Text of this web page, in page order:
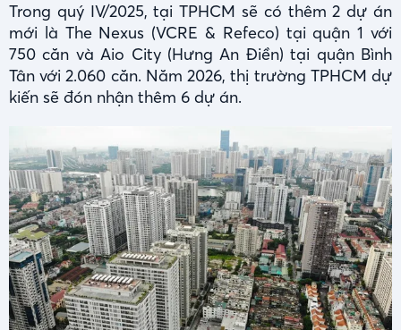
Trong quý IV/2025, tại TPHCM sẽ có thêm 2 dự án
mới là The Nexus (VCRE & Refeco) tại quận 1 với
750 căn và Aio City (Hưng An Điền) tại quận Bình
Tân với 2.060 căn. Năm 2026, thị trường TPHCM dự
kiến sẽ đón nhận thêm 6 dự án.